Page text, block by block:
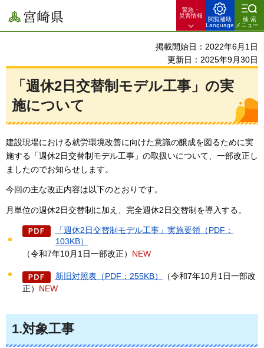
宮崎県
緊急・
災害情報
閲覧補助
Language
検索
メニュー
掲載開始日：2022年6月1日
更新日：2025年9月30日
「週休2日交替制モデル工事」の実
施について
建設現場における就労環境改善に向けた意識の醸成を図るために実
施する「週休2日交替制モデル工事」の取扱いについて、一部改正し
ましたのでお知らせします。
今回の主な改正内容は以下のとおりです。
月単位の週休2日交替制に加え、完全週休2日交替制を導入する。
「週休2日交替制モデル工事」実施要領（PDF：
103KB）
（令和7年10月1日一部改正） NEW
新旧対照表（PDF：255KB）
（令和7年10月1日一部改
正） NEW
1.対象工事